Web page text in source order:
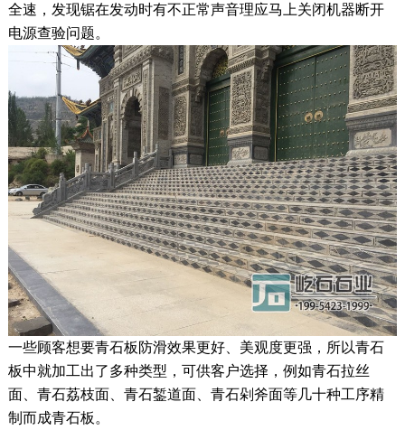
全速，发现锯在发动时有不正常声音理应马上关闭机器断开
电源查验问题。
一些顾客想要青石板防滑效果更好、美观度更强，所以青石
板中就加工出了多种类型，可供客户选择，例如青石拉丝
面、青石荔枝面、青石錾道面、青石剁斧面等几十种工序精
制而成青石板。